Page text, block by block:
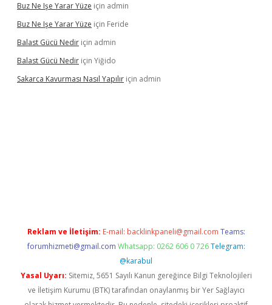
Buz Ne Işe Yarar Yüze için admin
Buz Ne Işe Yarar Yüze için Feride
Balast Gücü Nedir için admin
Balast Gücü Nedir için Yiğido
Sakarca Kavurması Nasıl Yapılır için admin
Reklam ve İletişim: E-mail: backlinkpaneli@gmail.com Teams:
forumhizmeti@gmail.com Whatsapp: 0262 606 0 726 Telegram:
@karabul
Yasal Uyarı: Sitemiz, 5651 Sayılı Kanun gereğince Bilgi Teknolojileri
ve İletişim Kurumu (BTK) tarafından onaylanmış bir Yer Sağlayıcı